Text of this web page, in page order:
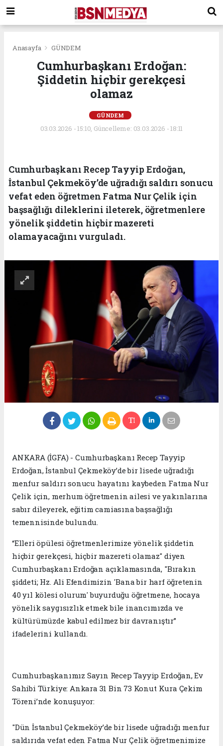
Anasayfa GÜNDEM
Cumhurbaşkanı Erdoğan:
Şiddetin hiçbir gerekçesi
olamaz
GÜNDEM
03.03.2026 - 15:10, Güncelleme: 03.03.2026 - 18:11
Cumhurbaşkanı Recep Tayyip Erdoğan,
İstanbul Çekmeköy’de uğradığı saldırı sonucu
vefat eden öğretmen Fatma Nur Çelik için
başsağlığı dileklerini ileterek, öğretmenlere
yönelik şiddetin hiçbir mazereti
olamayacağını vurguladı.
ANKARA (İGFA) - Cumhurbaşkanı Recep Tayyip
Erdoğan, İstanbul Çekmeköy’de bir lisede uğradığı
menfur saldırı sonucu hayatını kaybeden Fatma Nur
Çelik için, merhum öğretmenin ailesi ve yakınlarına
sabır dileyerek, eğitim camiasına başsağlığı
temennisinde bulundu.
“Elleri öpülesi öğretmenlerimize yönelik şiddetin
hiçbir gerekçesi, hiçbir mazereti olamaz" diyen
Cumhurbaşkanı Erdoğan açıklamasında, "Bırakın
şiddeti; Hz. Ali Efendimizin 'Bana bir harf öğretenin
40 yıl kölesi olurum' buyurduğu öğretmene, hocaya
yönelik saygısızlık etmek bile inancımızda ve
kültürümüzde kabul edilmez bir davranıştır”
ifadelerini kullandı.
Cumhurbaşkanımız Sayın Recep Tayyip Erdoğan, Ev
Sahibi Türkiye: Ankara 31 Bin 73 Konut Kura Çekim
Töreni’nde konuşuyor:
"Dün İstanbul Çekmeköy’de bir lisede uğradığı menfur
saldırıda vefat eden Fatma Nur Çelik öğretmenimize